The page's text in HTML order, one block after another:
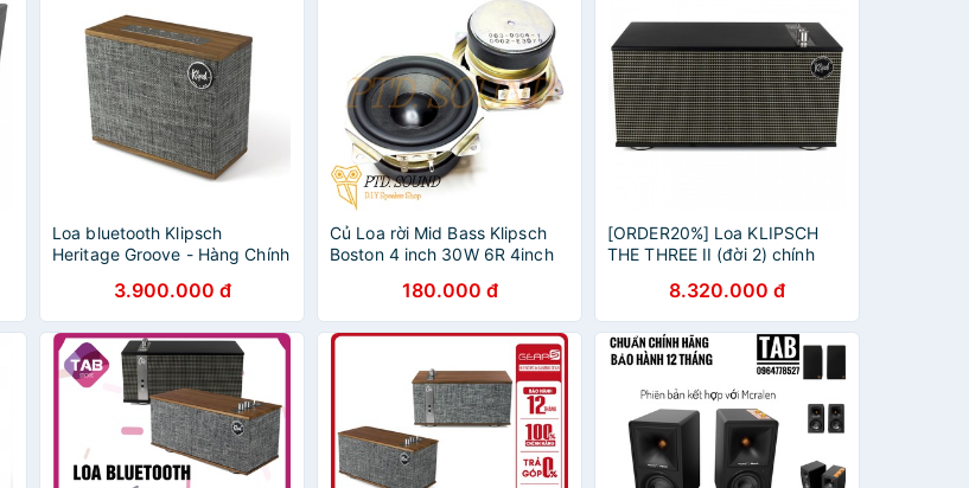
Loa bluetooth Klipsch
Heritage Groove - Hàng Chính
3.900.000 đ
Củ Loa rời Mid Bass Klipsch
Boston 4 inch 30W 6R 4inch
180.000 đ
[ORDER20%] Loa KLIPSCH
THE THREE II (đời 2) chính
8.320.000 đ